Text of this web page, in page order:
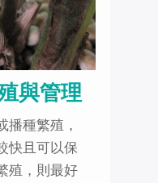
與管理
播種繁殖，
快且可以保
殖，則最好